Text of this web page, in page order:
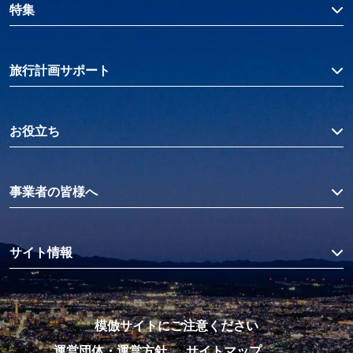
特集
旅行計画サポート
お役立ち
事業者の皆様へ
サイト情報
模倣サイトにご注意ください